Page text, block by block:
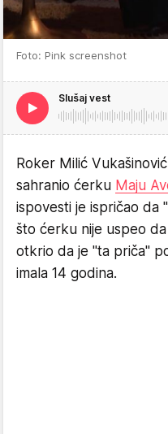
Foto: Pink screenshot
Slušaj vest
Roker Milić
sahranio ćerku Maju
ispovesti je ispričao da
što ćerku nije uspeo
otkrio da je "ta priča"
imala 14 godina.